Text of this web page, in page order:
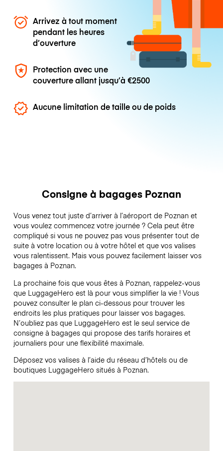
Arrivez à tout moment
pendant les heures
d’ouverture
Protection avec une
couverture allant jusqu’à€2500
Aucune limitation de taille ou de poids
Consigne à bagages Poznan
Vous venez tout juste d’arriver à l’aéroport de Poznan et
vous voulez commencez votre journée ? Cela peut être
compliqué si vous ne pouvez pas vous présenter tout de
suite à votre location ou à votre hôtel et que vos valises
vous ralentissent. Mais vous pouvez facilement laisser vos
bagages à Poznan.
La prochaine fois que vous êtes à Poznan, rappelez-vous
que LuggageHero est là pour vous simplifier la vie ! Vous
pouvez consulter le plan ci-dessous pour trouver les
endroits les plus pratiques pour laisser vos bagages.
N’oubliez pas que LuggageHero est le seul service de
consigne à bagages qui propose des tarifs horaires et
journaliers pour une flexibilité maximale.
Déposez vos valises à l’aide du réseau d’hôtels ou de
boutiques LuggageHero situés à Poznan.